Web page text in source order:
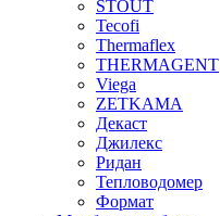
STOUT
Tecofi
Thermaflex
THERMAGENT
Viega
ZETKAMA
Декаст
Джилекс
Ридан
Тепловодомер
Формат